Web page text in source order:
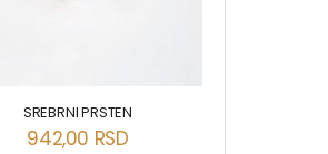
SREBRNI PRSTEN
942,00 RSD